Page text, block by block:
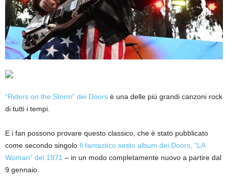
“Riders on the Storm” dei Doors è una delle più grandi canzoni rock
di tutti i tempi.
E i fan possono provare questo classico, che è stato pubblicato
come secondo singolo Il fantastico sesto album dei Doors, “LA
Woman” del 1971 – in un modo completamente nuovo a partire dal
9 gennaio.